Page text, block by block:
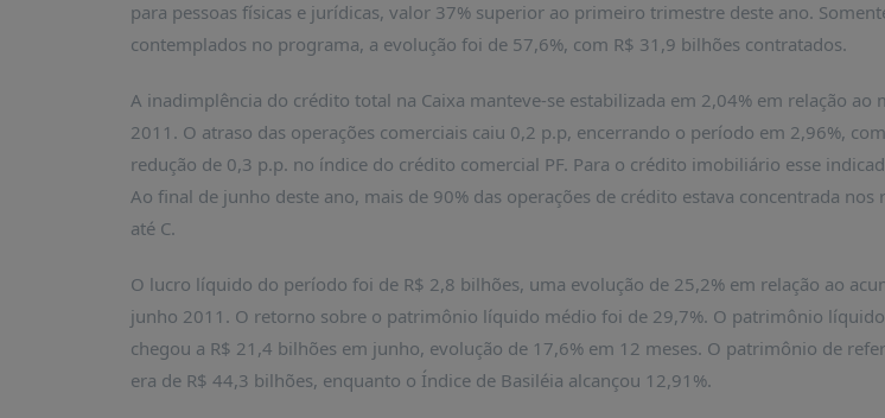
PARLAMENTAR
INFORMAÇÕES
INSCRIÇÕES
DISPONÍVEIS
para pessoas físicas e jurídicas, valor 37% superior ao primeiro trimestre deste ano.
contemplados no programa, a evolução foi de 57,6%, com R$ 31,9 bilhões contratados.
A inadimplência do crédito total na Caixa manteve-se estabilizada em 2,04% em relação ao
2011. O atraso das operações comerciais caiu 0,2 p.p, encerrando o período em 2,96%,
redução de 0,3 p.p. no índice do crédito comercial PF. Para o crédito imobiliário esse
Ao final de junho deste ano, mais de 90% das operações de crédito estava concentrada nos
até C.
O lucro líquido do período foi de R$ 2,8 bilhões, uma evolução de 25,2% em relação ao
junho 2011. O retorno sobre o patrimônio líquido médio foi de 29,7%. O patrimônio
chegou a R$ 21,4 bilhões em junho, evolução de 17,6% em 12 meses. O patrimônio de
era de R$ 44,3 bilhões, enquanto o Índice de Basiléia alcançou 12,91%.